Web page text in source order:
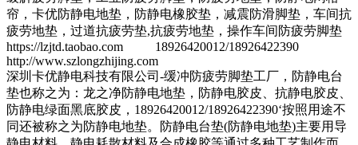
帘，卡优防静电地垫，防静电橡胶垫，减震防滑脚垫，车间抗
疲劳地垫，过道抗疲劳垫,抗疲劳地垫，操作车间防疲劳脚垫
https://lzjtd.taobao.com 18926420012/18926422390
http://www.szlongzhijing.com
深圳卡优静电科技有限公司-缓冲防疲劳脚垫工厂，防静电台
垫也称之为：龙之净防静电地垫，防静电胶皮、抗静电胶皮、
防静电绿面黑底胶皮，18926420012/18926422390‘按照用途不
同还被称之为防静电地垫。防静电台垫(防静电地垫)主要用导